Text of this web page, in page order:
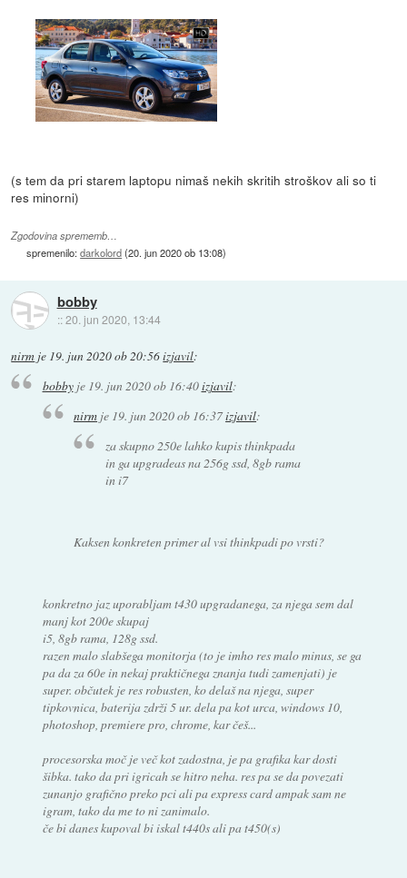
(s tem da pri starem laptopu nimaš nekih skritih stroškov ali so ti
res minorni)
Zgodovina sprememb…
spremenilo:darkolord(20. jun 2020 ob 13:08)
bobby
::20. jun 2020, 13:44
nirm je 19. jun 2020 ob 20:56izjavil:
bobbyje 19. jun 2020 ob 16:40izjavil:
nirm je 19. jun 2020 ob 16:37izjavil:
za skupno 250e lahko kupis thinkpada
in ga upgradeas na 256g ssd, 8gb rama
in i7
Kaksen konkreten primer al vsi thinkpadi po vrsti?
konkretno jaz uporabljam t430 upgradanega, za njega sem dal
manj kot 200e skupaj
i5, 8gb rama, 128g ssd.
razen malo slabšega monitorja (to je imho res malo minus, se ga
pa da za 60e in nekaj praktičnega znanja tudi zamenjati) je
super. občutek je res robusten, ko delaš na njega, super
tipkovnica, baterija zdrži 5 ur. dela pa kot urca, windows 10,
photoshop, premiere pro, chrome, kar češ...
procesorska moč je več kot zadostna, je pa grafika kar dosti
šibka. tako da pri igricah se hitro neha. res pa se da povezati
zunanjo grafično preko pci ali pa express card ampak sam ne
igram, tako da me to ni zanimalo.
če bi danes kupoval bi iskal t440s ali pa t450(s)